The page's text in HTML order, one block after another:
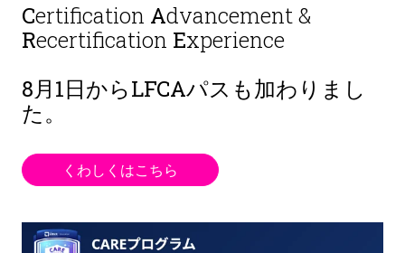
Certification Advancement &
Recertification Experience
8月1日からLFCAパスも加わりまし
た。
くわしくはこちら